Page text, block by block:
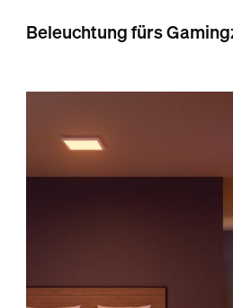
Beleuchtung fürs